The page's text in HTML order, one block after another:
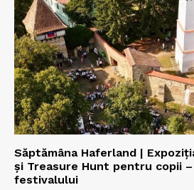
Săptămâna Haferland |
şi Treasure Hunt pentru copii
festivalului